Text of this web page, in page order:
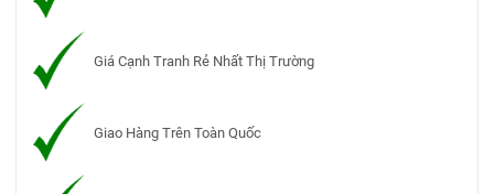
Giá Cạnh Tranh Rẻ Nhất Thị Trường
Giao Hàng Trên Toàn Quốc